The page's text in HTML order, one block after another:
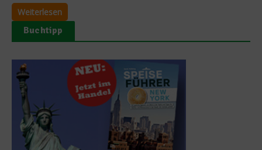
Weiterlesen
Buchtipp